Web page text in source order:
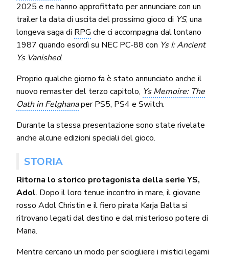
2025 e ne hanno approfittato per annunciare con un
trailer la data di uscita del prossimo gioco di YS, una
longeva saga di RPG che ci accompagna dal lontano
1987 quando esordì su NEC PC-88 con Ys I: Ancient
Ys Vanished.
Proprio qualche giorno fa è stato annunciato anche il
nuovo remaster del terzo capitolo, Ys Memoire: The
Oath in Felghanaper PS5, PS4 e Switch.
Durante la stessa presentazione sono state rivelate
anche alcune edizioni speciali del gioco.
STORIA
Ritorna lo storico protagonista della serie YS,
Adol. Dopo il loro tenue incontro in mare, il giovane
rosso Adol Christin e il fiero pirata Karja Balta si
ritrovano legati dal destino e dal misterioso potere di
Mana.
Mentre cercano un modo per sciogliere i mistici legami